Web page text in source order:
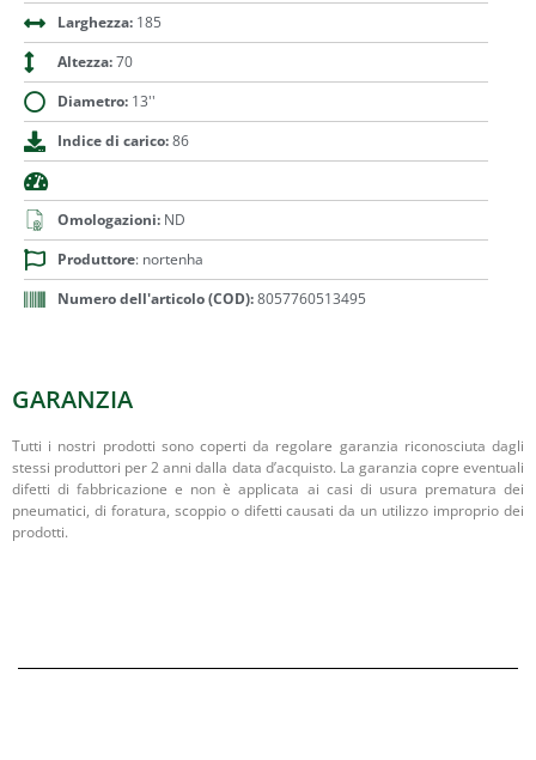
Larghezza:185
Altezza:70
Diametro:13''
Indice di carico:86
Omologazioni:ND
Produttore: nortenha
Numero dell'articolo (COD):8057760513495
GARANZIA
Tutti i nostri prodotti sono coperti da regolare garanzia riconosciuta dagli
stessi produttori per 2 anni dalla data d’acquisto. La garanzia copre eventuali
difetti di fabbricazione e non è applicata ai casi di usura prematura dei
pneumatici, di foratura, scoppio o difetti causati da un utilizzo improprio dei
prodotti.